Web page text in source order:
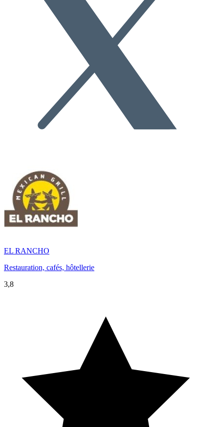
EL RANCHO
Restauration, cafés, hôtellerie
3,8